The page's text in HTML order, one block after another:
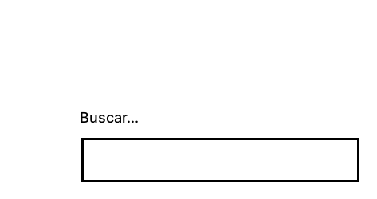
Buscar...